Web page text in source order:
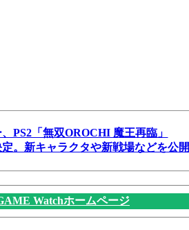
PS2「無双OROCHI 魔王再臨」
。新キャラクタや新戦場などを公開
Watchホームページ